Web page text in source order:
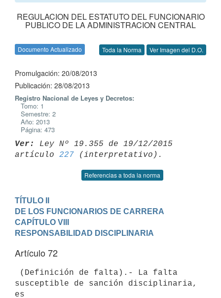
REGULACION DEL ESTATUTO DEL FUNCIONARIO
PUBLICO DE LA ADMINISTRACION CENTRAL
Documento Actualizado Toda la Norma Ver Imagen del D.O.
Promulgación: 20/08/2013
Publicación: 28/08/2013
Registro Nacional de Leyes y Decretos:
Tomo: 1
Semestre: 2
Año: 2013
Página: 473
Ver:
Ley Nº 19.355 de 19/12/2015
artículo 227
Referencias a toda la norma
TÍTULO II
DE LOS FUNCIONARIOS DE CARRERA
CAPÍTULO VIII
RESPONSABILIDAD DISCIPLINARIA
Artículo 72
susceptible de sanción disciplinaria,
es